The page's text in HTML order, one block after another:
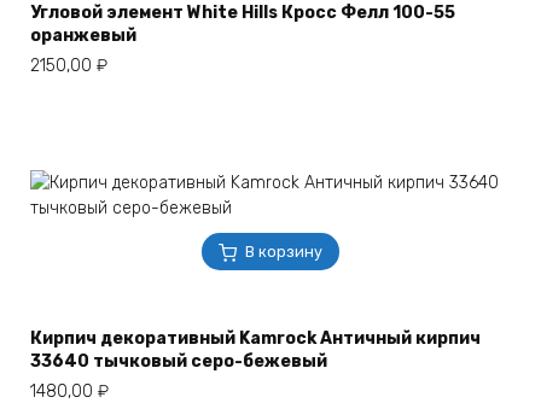
Угловой элемент White Hills Кросс Фелл 100-55
оранжевый
2150,00 ₽
В корзину
Кирпич декоративный Kamrock Античный кирпич
33640 тычковый серо-бежевый
1480,00 ₽